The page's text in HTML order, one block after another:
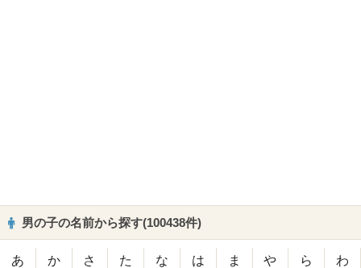
男の子の名前から探す(100438件)
あ か さ た な は ま や ら わ